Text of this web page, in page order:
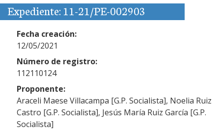
Expediente: 11-21/PE-002903
Fecha creación:
12/05/2021
Número de registro:
112110124
Proponente:
Araceli Maese Villacampa [G.P. Socialista], Noelia Ruiz
Castro [G.P. Socialista], Jesús María Ruiz García [G.P.
Socialista]